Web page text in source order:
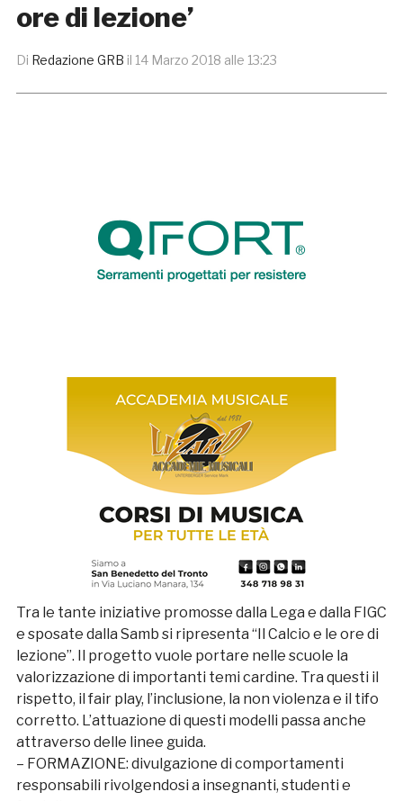
ore di lezione’
Di Redazione GRB il 14 Marzo 2018 alle 13:23
Tra le tante iniziative promosse dalla Lega e dalla FIGC
e sposate dalla Samb si ripresenta “Il Calcio e le ore di
lezione”. Il progetto vuole portare nelle scuole la
valorizzazione di importanti temi cardine. Tra questi il
rispetto, il fair play, l’inclusione, la non violenza e il tifo
corretto. L’attuazione di questi modelli passa anche
attraverso delle linee guida.
– FORMAZIONE: divulgazione di comportamenti
responsabili rivolgendosi a insegnanti, studenti e